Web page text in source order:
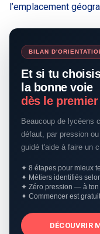
l’emplacement
BILAN
Et si tu
la bonne voie
dès le
Beaucoup de lycéens
défaut, par pression
guidé t'aide à faire un
✦ 8 étapes pour mieux
✦ Métiers identifiés
✦ Zéro pression — à ton
✦ Commencer est
DÉCOUVRIR